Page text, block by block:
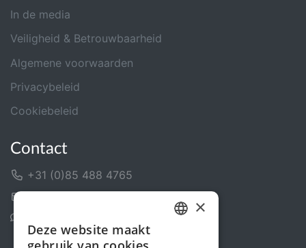
In de media
Veiligheid & Betrouwbaarheid
Algemene voorwaarden
Privacybeleid
Cookiebeleid
Contact
+31 (0)85 488 4765
×
Deze website maakt